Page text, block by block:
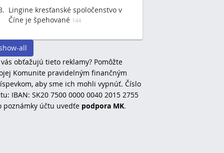
Lingine kresťanské spoločenstvo v
Číne je špehované 144
all
obťažujú tieto reklamy? Pomôžte
Komunite pravidelným finančným
aby sme ich mohli vypnúť. Číslo
IBAN: SK20 7500 0000 0040 2015 2755
poznámky účtu uvedťe podpora MK.